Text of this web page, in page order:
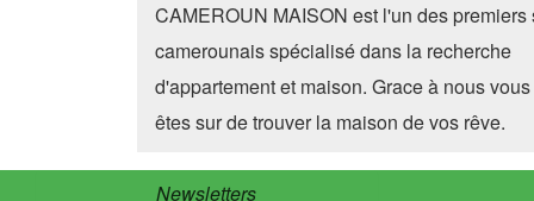
CAMEROUN MAISON est l'un des premiers
camerounais spécialisé dans la recherche
d'appartement et maison. Grace à nous vous
êtes sur de trouver la maison de vos rêve.
Newsletters